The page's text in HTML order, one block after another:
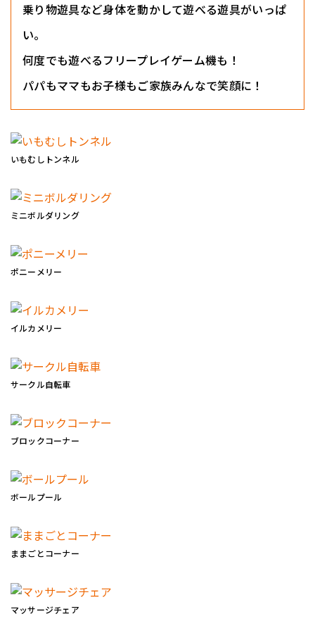
乗り物遊具など身体を動かして遊べる遊具がいっぱ
い。
何度でも遊べるフリープレイゲーム機も！
パパもママもお子様もご家族みんなで笑顔に！
いもむしトンネル
ミニボルダリング
ポニーメリー
イルカメリー
サークル自転車
ブロックコーナー
ボールプール
ままごとコーナー
マッサージチェア